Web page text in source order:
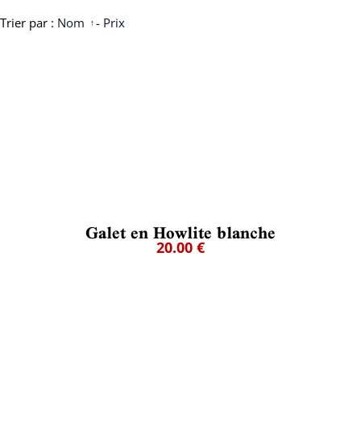
Trier par : Nom - Prix
Galet en Howlite blanche
20.00 €